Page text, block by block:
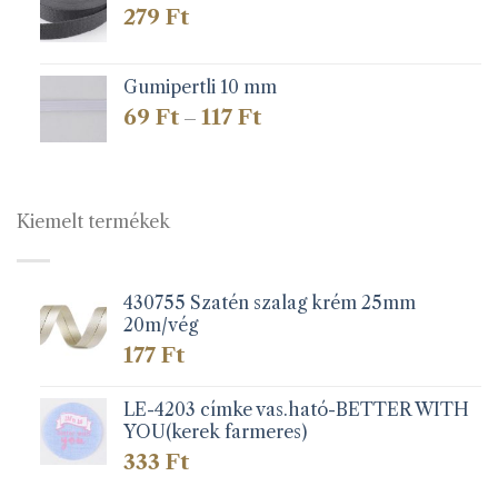
279 Ft
Gumipertli 10 mm
69 Ft – 117 FtÁrtartomány:
Kiemelt termékek
430755 Szatén szalag krém 25mm
20m/vég
177 Ft
LE-4203 címke vas.ható-BETTER WITH
YOU(kerek farmeres)
333 Ft